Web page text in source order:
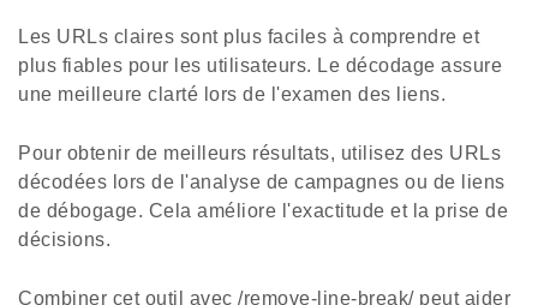
Les URLs claires sont plus faciles à comprendre et
plus fiables pour les utilisateurs. Le décodage assure
une meilleure clarté lors de l'examen des liens.
Pour obtenir de meilleurs résultats, utilisez des URLs
décodées lors de l'analyse de campagnes ou de liens
de débogage. Cela améliore l'exactitude et la prise de
décisions.
Combiner cet outil avec /remove-line-break/ peut aider